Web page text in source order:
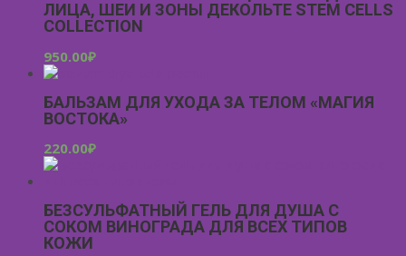
ЛИЦА, ШЕИ И ЗОНЫ ДЕКОЛЬТЕ STEM CELLS
COLLECTION
950.00₽
БАЛЬЗАМ ДЛЯ УХОДА ЗА ТЕЛОМ «МАГИЯ
ВОСТОКА»
220.00₽
БЕЗСУЛЬФАТНЫЙ ГЕЛЬ ДЛЯ ДУША С
СОКОМ ВИНОГРАДА ДЛЯ ВСЕХ ТИПОВ
КОЖИ